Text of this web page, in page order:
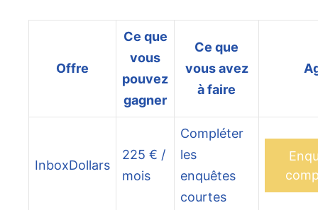
Offre
Ce que
vous
pouvez
gagner
Ce que
vous avez
à faire
InboxDollars
225 € /
mois
Compléter
les
enquêtes
courtes